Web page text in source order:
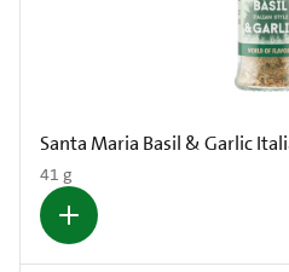
Santa Maria Basil & Garlic
41 g